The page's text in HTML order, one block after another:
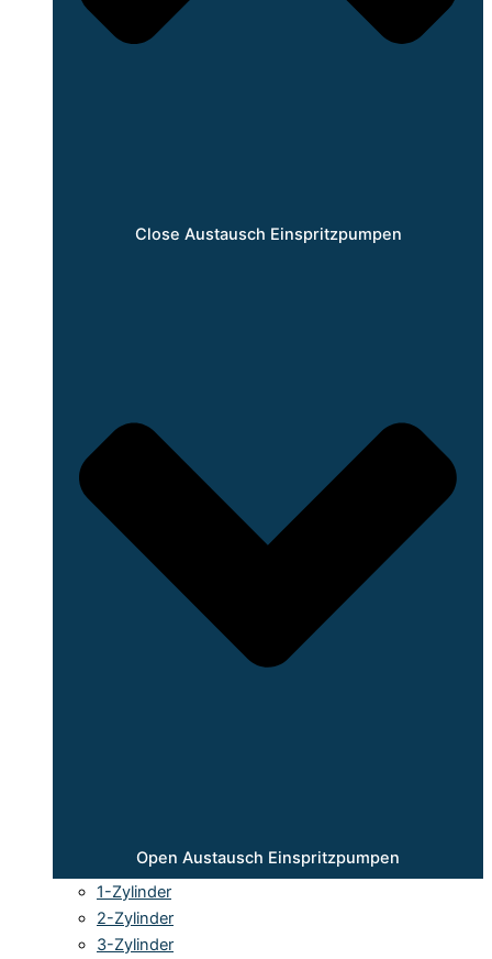
Close Austausch Einspritzpumpen
Open Austausch Einspritzpumpen
1-Zylinder
2-Zylinder
3-Zylinder